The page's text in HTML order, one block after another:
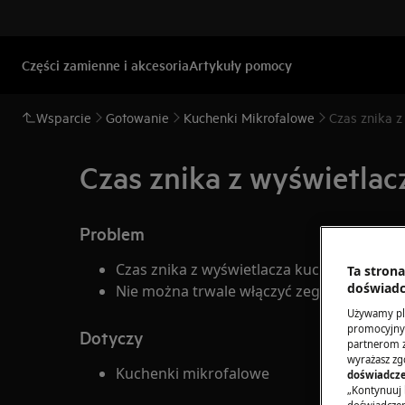
Części zamienne i akcesoriaArtykuły pomocy
Wsparcie Gotowanie Kuchenki Mikrofalowe Czas znika
Czas znika z
Problem
Czas znika z wyświetlacza kuchenki
Nie można trwale włączyć zegara w
Dotyczy
Kuchenki mikrofalowe
Ta
Używamy
partnerom
wyrażasz
„Kontynuuj